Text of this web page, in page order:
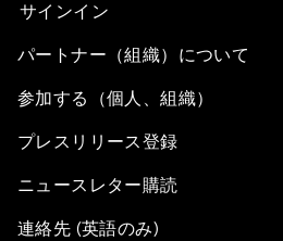
サインイン
パートナー（組織）について
参加する（個人、組織）
プレスリリース登録
ニュースレター購読
連絡先 (英語のみ)